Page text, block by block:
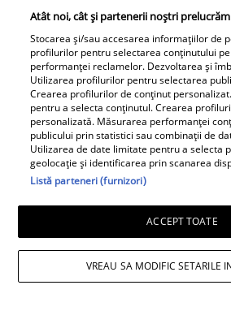
oară și a
imagine cu
vieții mele”
A1.ro
Poftiți pe la
întrecere.
Adriana
atenției după
Mărin
Atât noi, cât și partenerii noștri
Stocarea și/sau accesarea informațiilor de
profilurilor pentru selectarea conținutului
performanței reclamelor. Dezvoltarea și
Utilizarea profilurilor pentru selectarea
Crearea profilurilor de conținut
pentru a selecta conținutul. Crearea
personalizată. Măsurarea performanței
publicului prin statistici sau combinații de
Utilizarea de date limitate pentru a selecta
geolocație și identificarea prin scanarea
Listă parteneri (furnizori)
ACCEPT TOATE
VREAU SA MODIFIC SETARILE